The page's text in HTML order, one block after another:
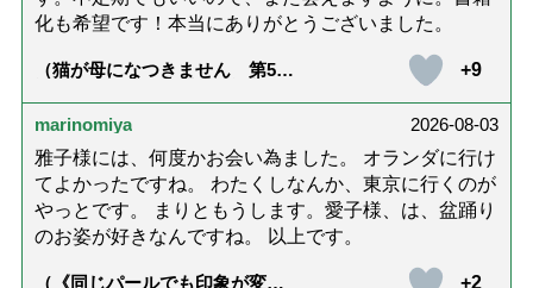
化も希望です！本当にありがとうございました。
（猫が母になつきません 第500
+9
marinomiya
2026-08-03
雅子様には、何度かお会い為ました。 オランダに行け
てよかったですね。 わたくしなんか、東京に行くのが
やっとです。 まりともうします。愛子様、は、盆踊り
のお姿が好きなんですね。 以上です。
（《同じパールでも印象が変
+2